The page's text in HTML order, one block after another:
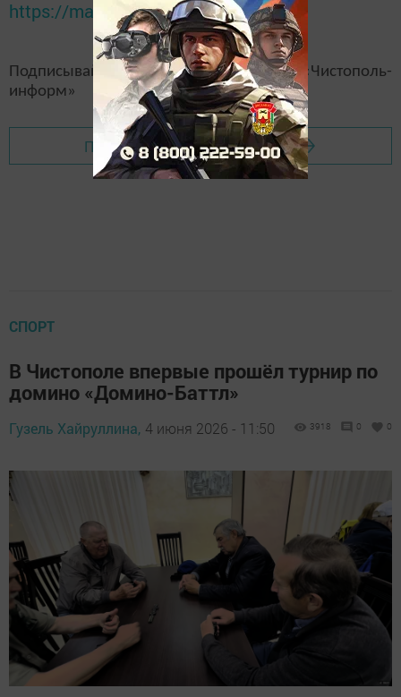
https://max.ru/tatmedia
Подписывайтесь на нашканалMAX«Чистополь-
информ»
Перейти на страницу новости
СПОРТ
В Чистополе впервые прошёл турнир по
домино «Домино-Баттл»
Гузель Хайруллина, 4 июня 2026 - 11:50 3918 0 0